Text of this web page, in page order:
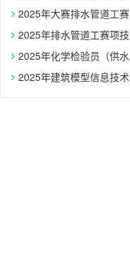
2025年大赛排水管道工赛项辅助选手报名表
2025年排水管道工赛项技术文件
2025年化学检验员（供水化验员）赛项技术文件
2025年建筑模型信息技术员赛项技术文件